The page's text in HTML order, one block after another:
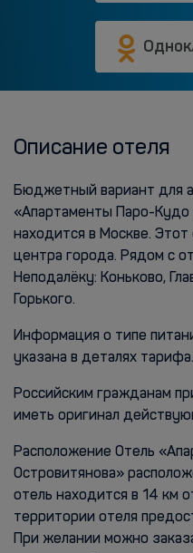
Описание отеля
Бюджетный вариант для
«Апартаменты Паро-Кудо
находится в Москве.
центра города. Рядом с
Неподалёку: Коньково,
Горького.
Информация о типе
указана в деталях тарифа.
Российским гражданам
иметь оригинал
Расположение Отель
Островитянова»
отель находится в 14 км
территории отеля
При желании можно